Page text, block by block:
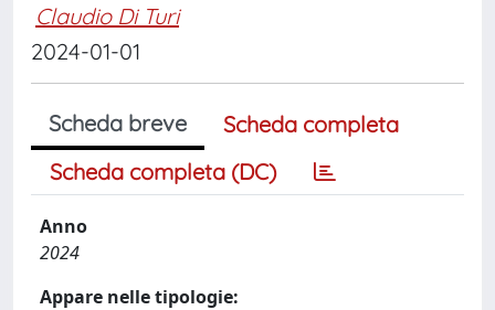
Claudio Di Turi
2024-01-01
Scheda breve
Scheda completa
Scheda completa (DC)
Anno
2024
Appare nelle tipologie: